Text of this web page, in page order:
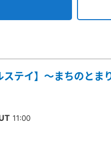
ステイ】～まちのと
11:00